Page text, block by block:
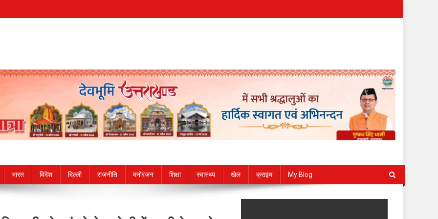
भारत विदेश दिल्ली राजनीति मनोरंजन शिक्षा स्वास्थ्य खेल क्राइम My Blog